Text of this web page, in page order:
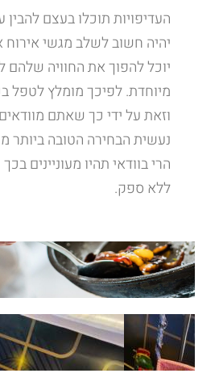
העדיפויות תוכלו בעצם
יהיה חשוב לשלב מגשי
יוכל להפוך את החוויה שלהם
מיוחדת. לפיכך מומלץ לטפל
וזאת על ידי כך שאתם
נעשית הבחירה הטובה ביותר
הרי בוודאי תהיו מעוניינים
ללא ספק.